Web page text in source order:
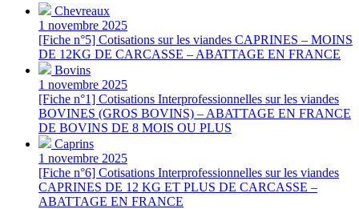
Chevreaux
1 novembre 2025
[Fiche n°5] Cotisations sur les viandes CAPRINES – MOINS
DE 12KG DE CARCASSE – ABATTAGE EN FRANCE
Bovins
1 novembre 2025
[Fiche n°1] Cotisations Interprofessionnelles sur les viandes
BOVINES (GROS BOVINS) – ABATTAGE EN FRANCE
DE BOVINS DE 8 MOIS OU PLUS
Caprins
1 novembre 2025
[Fiche n°6] Cotisations Interprofessionnelles sur les viandes
CAPRINES DE 12 KG ET PLUS DE CARCASSE –
ABATTAGE EN FRANCE